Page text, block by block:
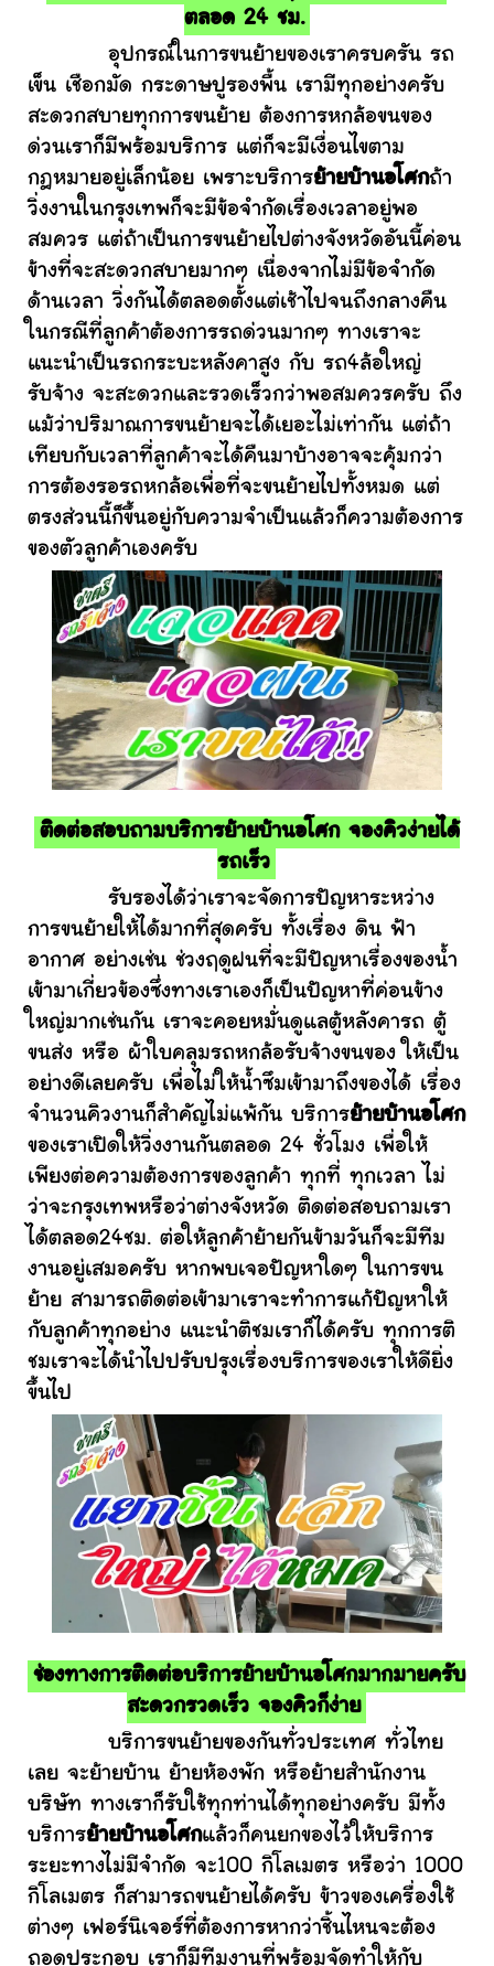
ตลอด 24 ชม.
อุปกรณ์ในการขนย้ายของเราครบครัน รถ
เข็น เชือกมัด กระดาษปูรองพื้น เรามีทุกอย่างครับ
สะดวกสบายทุกการขนย้าย ต้องการหกล้อขนของ
ด่วนเราก็มีพร้อมบริการ แต่ก็จะมีเงื่อนไขตาม
กฎหมายอยู่เล็กน้อย เพราะบริการย้ายบ้านอโศกถ้า
วิ่งงานในกรุงเทพก็จะมีข้อจำกัดเรื่องเวลาอยู่พอ
สมควร แต่ถ้าเป็นการขนย้ายไปต่างจังหวัดอันนี้ค่อน
ข้างที่จะสะดวกสบายมากๆ เนื่องจากไม่มีข้อจำกัด
ด้านเวลา วิ่งกันได้ตลอดตั้งแต่เช้าไปจนถึงกลางคืน
ในกรณีที่ลูกค้าต้องการรถด่วนมากๆ ทางเราจะ
แนะนำเป็นรถกระบะหลังคาสูง กับ รถ4ล้อใหญ่
รับจ้าง จะสะดวกและรวดเร็วกว่าพอสมควรครับ ถึง
แม้ว่าปริมาณการขนย้ายจะได้เยอะไม่เท่ากัน แต่ถ้า
เทียบกับเวลาที่ลูกค้าจะได้คืนมาบ้างอาจจะคุ้มกว่า
การต้องรอรถหกล้อเพื่อที่จะขนย้ายไปทั้งหมด แต่
ตรงส่วนนี้ก็ขึ้นอยู่กับความจำเป็นแล้วก็ความต้องการ
ของตัวลูกค้าเองครับ
ติดต่อสอบถามบริการย้ายบ้านอโศก จองคิวง่ายได้
รถเร็ว
รับรองได้ว่าเราจะจัดการปัญหาระหว่าง
การขนย้ายให้ได้มากที่สุดครับ ทั้งเรื่อง ดิน ฟ้า
อากาศ อย่างเช่น ช่วงฤดูฝนที่จะมีปัญหาเรื่องของน้ำ
เข้ามาเกี่ยวข้องซึ่งทางเราเองก็เป็นปัญหาที่ค่อนข้าง
ใหญ่มากเช่นกัน เราจะคอยหมั่นดูแลตู้หลังคารถ ตู้
ขนส่ง หรือ ผ้าใบคลุมรถหกล้อรับจ้างขนของ ให้เป็น
อย่างดีเลยครับ เพื่อไม่ให้น้ำซึมเข้ามาถึงของได้ เรื่อง
จำนวนคิวงานก็สำคัญไม่แพ้กัน บริการย้ายบ้านอโศก
ของเราเปิดให้วิ่งงานกันตลอด 24 ชั่วโมง เพื่อให้
เพียงต่อความต้องการของลูกค้า ทุกที่ ทุกเวลา ไม่
ว่าจะกรุงเทพหรือว่าต่างจังหวัด ติดต่อสอบถามเรา
ได้ตลอด24ชม. ต่อให้ลูกค้าย้ายกันข้ามวันก็จะมีทีม
งานอยู่เสมอครับ หากพบเจอปัญหาใดๆ ในการขน
ย้าย สามารถติดต่อเข้ามาเราจะทำการแก้ปัญหาให้
กับลูกค้าทุกอย่าง แนะนำติชมเราก็ได้ครับ ทุกการติ
ชมเราจะได้นำไปปรับปรุงเรื่องบริการของเราให้ดียิ่ง
ขึ้นไป
ช่องทางการติดต่อบริการย้ายบ้านอโศกมากมายครับ
สะดวกรวดเร็ว จองคิวก็ง่าย
บริการขนย้ายของกันทั่วประเทศ ทั่วไทย
เลย จะย้ายบ้าน ย้ายห้องพัก หรือย้ายสำนักงาน
บริษัท ทางเราก็รับใช้ทุกท่านได้ทุกอย่างครับ มีทั้ง
บริการย้ายบ้านอโศกแล้วก็คนยกของไว้ให้บริการ
ระยะทางไม่มีจำกัด จะ100 กิโลเมตร หรือว่า 1000
กิโลเมตร ก็สามารถขนย้ายได้ครับ ข้าวของเครื่องใช้
ต่างๆ เฟอร์นิเจอร์ที่ต้องการหากว่าชิ้นไหนจะต้อง
ถอดประกอบ เราก็มีทีมงานที่พร้อมจัดทำให้กับ